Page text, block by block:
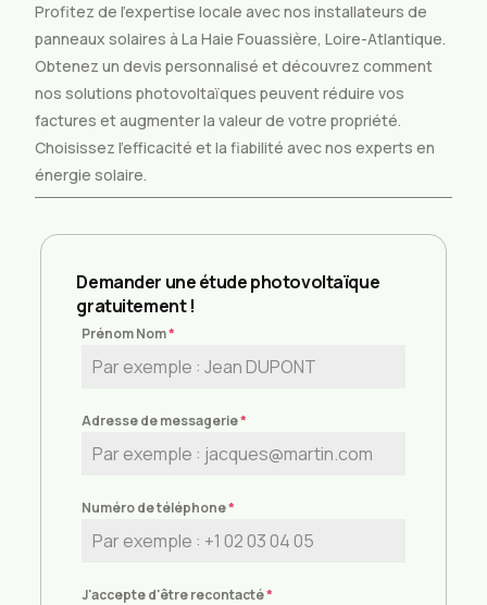
Profitez de l’expertise locale avec nos installateurs de
panneaux solaires à La Haie Fouassière, Loire-Atlantique.
Obtenez un devis personnalisé et découvrez comment
nos solutions photovoltaïques peuvent réduire vos
factures et augmenter la valeur de votre propriété.
Choisissez l’efficacité et la fiabilité avec nos experts en
énergie solaire.
Demander une étude photovoltaïque
gratuitement !
Prénom Nom*
Adresse de messagerie*
Numéro de téléphone*
J'accepte d'être recontacté*